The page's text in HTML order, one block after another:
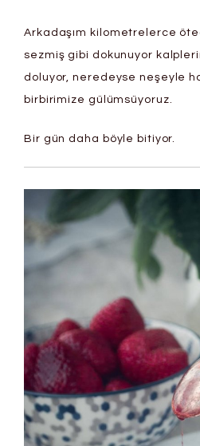
Arkadaşım kilometrelerce
sezmiş gibi dokunuyor
doluyor, neredeyse neşeyle
birbirimize gülümsüyoruz.
Bir gün daha böyle bitiyor.